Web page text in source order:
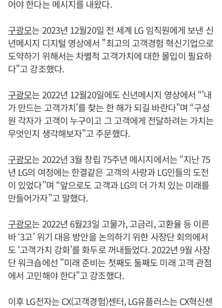
어야 한다는 메시지를 내왔다.
구광모는 2023년 12월20일 전 세계 LG 임직원에게 보낸 신
년메시지 디지털 영상에서 ”최고의 고객경험 혁신기업으로
도약하기 위해서는 차별적 고객가치에 대한 몰입이 필요하
다"고 강조했다.
구광모는 2022년 12월20일에도 신년메시지 영상에서 “'내
가 만드는 고객가치'를 찾는 한 해가 되길 바란다”며 “구성
원 각자가 고객이 누구이고 그 고객에게 전달하려는 가치는
무엇인지 생각해보자”고 주문했다.
구광모는 2022년 3월 창립 75주년 메시지에서는 “지난 75
년 LG의 여정에는 한결같은 고객의 사랑과 LG인들의 도전
이 있었다”며 “앞으로도 고객과 LG의 더 가치 있는 미래를
만들어가자”고 말했다.
구광모는 2022년 6월23일 고물가, 고금리, 고환율 등 이른
바 ‘3고’ 위기 대응 방안을 논의하기 위한 사장단 회의에서
도 ‘고객가치 강화’를 화두로 꺼내들었다. 2022년 9월 사장
단 워크숍에선 "미래 준비는 첫째도 둘째도 미래 고객 관점
에서 고민해야 한다"고 강조했다.
이후 LG전자는 CX(고객경험)센터, LG유플러스는 CX혁신센